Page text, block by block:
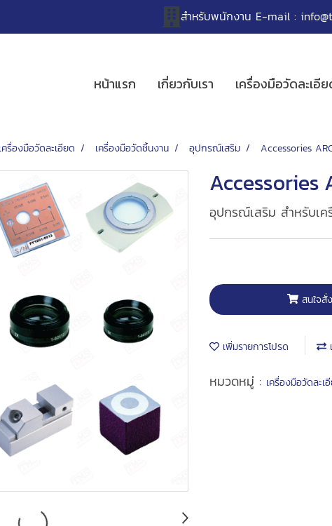
สำหรับพนักงาน E-mail :
หน้าแรก เกี่ยวกับเรา เครื่องมือวัดละเอี
เครื่องมือวัดละเอียด เครื่องมือวัดชิ้นงาน อุปกรณ์เสริม Accessories
Accessories
อุปกรณ์เสริม สำหรับเค
สนใจสั่
เพิ่มรายการโปรด
หมวดหมู่ : เครื่องมือวัดละเ